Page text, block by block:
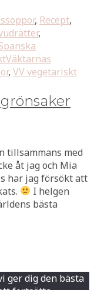
, Recept,
,
, VV vegetariskt
tillsammans med
åt jag och Mia
har jag försökt att
I helgen
bästa
ger dig den bästa